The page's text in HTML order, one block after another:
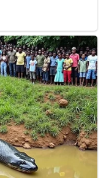
une véritable
à travers tout
prestations inédites,
en intégrant des
pour ses fans
suscité par cette
du Tchabangonlo
de l’impatience des